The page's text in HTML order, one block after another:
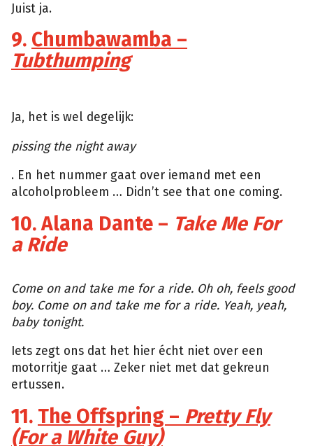
Juist ja.
9. Chumbawamba –
Tubthumping
Ja, het is wel degelijk:
pissing the night away
. En het nummer gaat over iemand met een
alcoholprobleem … Didn’t see that one coming.
10. Alana Dante – Take Me For
a Ride
Come on and take me for a ride. Oh oh, feels good
boy. Come on and take me for a ride. Yeah, yeah,
baby tonight.
Iets zegt ons dat het hier écht niet over een
motorritje gaat … Zeker niet met dat gekreun
ertussen.
11. The Offspring – Pretty Fly
(For a White Guy)